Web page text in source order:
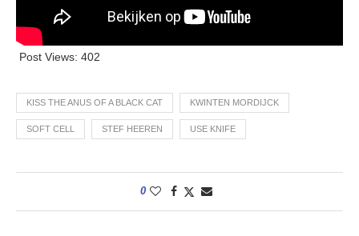
Post Views: 402
KISS THE ANUS OF A BLACK CAT KWINTEN MORDIJCK
SOFT CELL STEF HEEREN USE KNIFE
0